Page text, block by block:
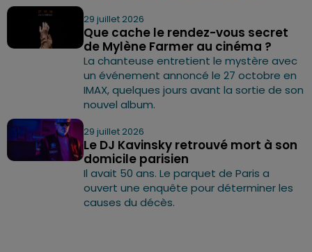
29 juillet 2026
Que cache le rendez-vous secret
de Mylène Farmer au cinéma ?
La chanteuse entretient le mystère avec
un événement annoncé le 27 octobre en
IMAX, quelques jours avant la sortie de son
nouvel album.
29 juillet 2026
Le DJ Kavinsky retrouvé mort à son
domicile parisien
Il avait 50 ans. Le parquet de Paris a
ouvert une enquête pour déterminer les
causes du décès.